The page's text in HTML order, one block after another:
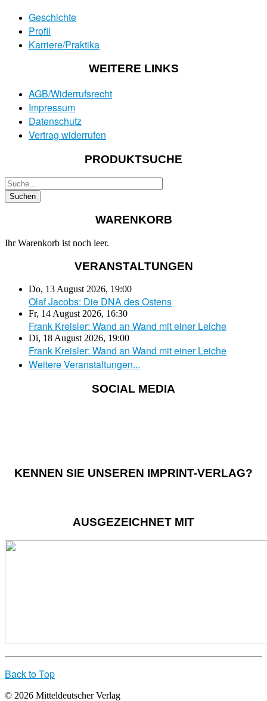
Geschichte
Profil
Karriere/Praktika
WEITERE LINKS
AGB/Widerrufsrecht
Impressum
Datenschutz
Vertrag widerrufen
PRODUKTSUCHE
WARENKORB
Ihr Warenkorb ist noch leer.
VERANSTALTUNGEN
Do, 13 August 2026, 19:00
Olaf Jacobs: Die DNA des Ostens
Fr, 14 August 2026, 16:30
Frank Kreisler: Wand an Wand mit einer Leiche
Di, 18 August 2026, 19:00
Frank Kreisler: Wand an Wand mit einer Leiche
Weitere Veranstaltungen...
SOCIAL MEDIA
KENNEN SIE UNSEREN IMPRINT-VERLAG?
AUSGEZEICHNET MIT
Back to Top
© 2026 Mitteldeutscher Verlag